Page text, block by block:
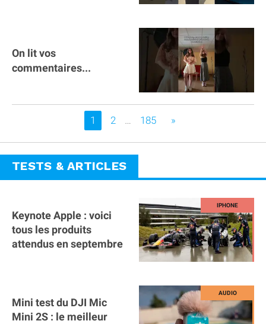
On lit vos
commentaires...
Vous êtes sur la page
1 2 … 185 »
TESTS & ARTICLES
Keynote Apple : voici
tous les produits
attendus en septembre
Mini test du DJI Mic
Mini 2S : le meilleur